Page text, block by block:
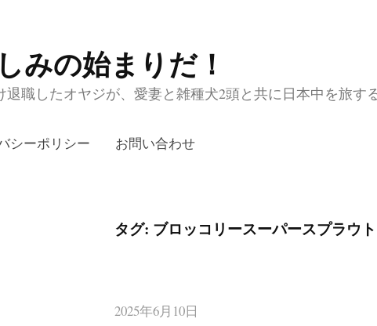
みの始まりだ！
職したオヤジが、愛妻と雑種犬2頭と共に日本中を旅す
シーポリシー お問い合わせ
タグ: ブロッコリースーパースプラウト
2025年6月10日